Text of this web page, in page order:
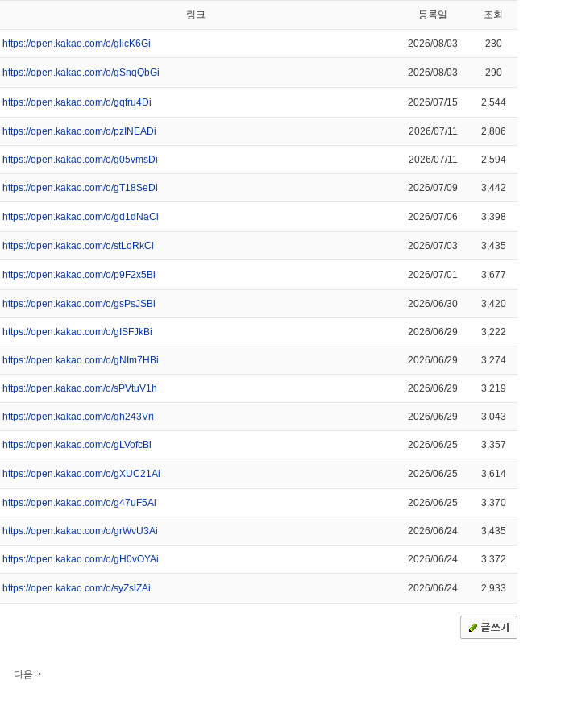
링크 등록일 조회
https://open.kakao.com/o/glicK6Gi 2026/08/03 230
https://open.kakao.com/o/gSnqQbGi 2026/08/03 290
https://open.kakao.com/o/gqfru4Di 2026/07/15 2,544
https://open.kakao.com/o/pzINEADi 2026/07/11 2,806
https://open.kakao.com/o/g05vmsDi 2026/07/11 2,594
https://open.kakao.com/o/gT18SeDi 2026/07/09 3,442
https://open.kakao.com/o/gd1dNaCi 2026/07/06 3,398
https://open.kakao.com/o/stLoRkCi 2026/07/03 3,435
https://open.kakao.com/o/p9F2x5Bi 2026/07/01 3,677
https://open.kakao.com/o/gsPsJSBi 2026/06/30 3,420
https://open.kakao.com/o/gISFJkBi 2026/06/29 3,222
https://open.kakao.com/o/gNIm7HBi 2026/06/29 3,274
https://open.kakao.com/o/sPVtuV1h 2026/06/29 3,219
https://open.kakao.com/o/gh243Vri 2026/06/29 3,043
https://open.kakao.com/o/gLVofcBi 2026/06/25 3,357
https://open.kakao.com/o/gXUC21Ai 2026/06/25 3,614
https://open.kakao.com/o/g47uF5Ai 2026/06/25 3,370
https://open.kakao.com/o/grWvU3Ai 2026/06/24 3,435
https://open.kakao.com/o/gH0vOYAi 2026/06/24 3,372
https://open.kakao.com/o/syZslZAi 2026/06/24 2,933
다음